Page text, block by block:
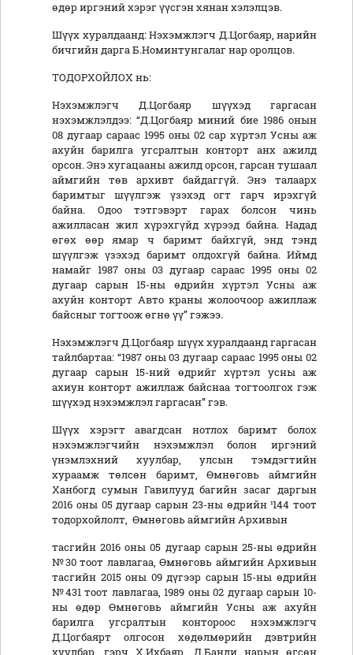
өдөр иргэний хэрэг үүсгэн хянан хэлэлцэв.
Шүүх хуралдаанд: Нэхэмжлэгч Д.Цогбаяр, нарийн
бичгийн дарга Б.Номинтунгалаг нар оролцов.
ТОДОРХОЙЛОХ нь:
Нэхэмжлэгч Д.Цогбаяр шүүхэд гаргасан
нэхэмжлэлдээ: “Д.Цогбаяр миний бие 1986 онын
08 дугаар сараас 1995 оны 02 сар хүртэл Усны аж
ахуйн барилга угсралтын конторт анх ажилд
орсон. Энэ хугацааны ажилд орсон, гарсан тушаал
аймгийн төв архивт байдаггүй. Энэ талаарх
баримтыг шүүлгэж үзэхэд огт гарч ирэхгүй
байна. Одоо тэтгэвэрт гарах болсон чинь
ажилласан жил хүрэхгүйд хүрээд байна. Надад
өгөх өөр ямар ч баримт байхгүй, энд тэнд
шүүлгэж үзэхэд баримт олдохгүй байна. Иймд
намайг 1987 оны 03 дугаар сараас 1995 оны 02
дугаар сарын 15-ны өдрийн хүртэл Усны аж
ахуйн конторт Авто краны жолоочоор ажиллаж
байсныг тогтоож өгнө үү” гэжээ.
Нэхэмжлэгч Д.Цогбаяр шүүх хуралдаанд гаргасан
тайлбартаа: “1987 оны 03 дугаар сараас 1995 оны 02
дугаар сарын 15-ний өдрийг хүртэл усны аж
ахиун конторт ажиллаж байснаа тогтоолгох гэж
шүүхэд нэхэмжлэл гаргасан” гэв.
Шүүх хэрэгт авагдсан нотлох баримт болох
нэхэмжлэгчийн нэхэмжлэл болон иргэний
үнэмлэхний хуулбар, улсын тэмдэгтийн
хураамж төлсөн баримт, Өмнөговь аймгийн
Ханбогд сумын Гавилууд багийн засаг даргын
2016 оны 05 дугаар сарын 23-ны өдрийн ¹144 тоот
тодорхойлолт, Өмнөговь аймгийн Архивын
тасгийн 2016 оны 05 дугаар сарын 25-ны өдрийн
№30 тоот лавлагаа, Өмнөговь аймгийн Архивын
тасгийн 2015 оны 09 дүгээр сарын 15-ны өдрийн
№431 тоот лавлагаа, 1989 оны 02 дугаар сарын 10-
ны өдөр Өмнөговь аймгийн Усны аж ахуйн
барилга угсралтын контороос нэхэмжлэгч
Д.Цогбаярт олгосон хөдөлмөрийн дэвтрийн
хуулбар, гэрч Х.Ихбаяр, Д.Банди нарын өгсөн